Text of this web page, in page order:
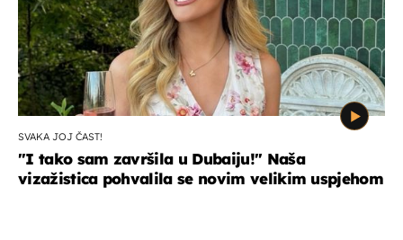
SVAKA JOJ ČAST!
"I tako sam završila u Dubaiju!" Naša
vizažistica pohvalila se novim velikim uspjehom